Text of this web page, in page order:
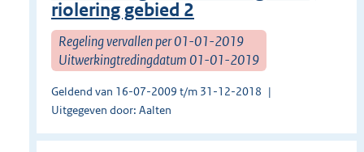
riolering gebied 2
Regeling vervallen per 01-01-2019
Uitwerkingtredingdatum 01-01-2019
Geldend van 16-07-2009 t/m 31-12-2018
Uitgegeven door: Aalten